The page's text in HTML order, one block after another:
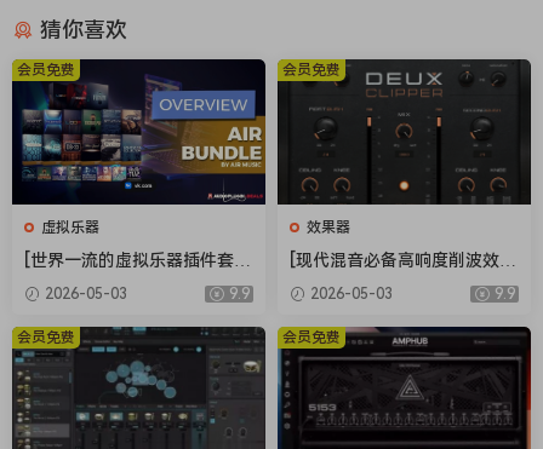
猜你喜欢
虚拟乐器
[世界一流的虚拟乐器插件套
装] AIR Music Technology In
struments Bundle 2025-R2
R [WiN]（5.92GB）
2026-05-03 9.9
会员免费
效果器
[现代混音必备高响度削波效果
插件] Audioloom Maciel Aud
io Deux Clipper v1.0.0 [WiN,
MacOSX]（34.5MB+145MB)
2026-05-03 9.9
会员免费
会员免费 会员免费